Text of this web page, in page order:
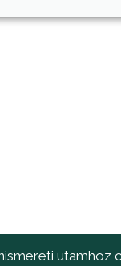
utamhoz